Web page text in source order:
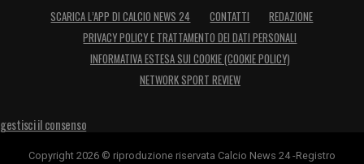
SCARICA L’APP DI CALCIO NEWS 24 CONTATTI
REDAZIONE
PRIVACY POLICY E TRATTAMENTO DEI DATI PERSONALI
INFORMATIVA ESTESA SUI COOKIE (COOKIE POLICY)
NETWORK SPORT REVIEW
gestisci il consenso
Copyright 2026 © riproduzione riservata Calcio News 24 -Registro